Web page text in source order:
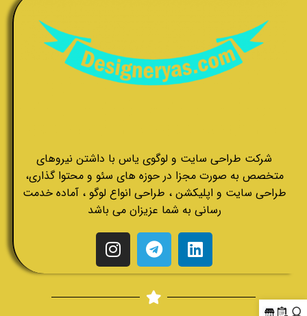
شرکت طراحی سایت و لوگوی یاس با داشتن نیروهای
متخصص به صورت مجزا در حوزه های سئو و محتوا گذاری،
طراحی سایت و اپلیکشن ، طراحی انواع لوگو ، آماده خدمت
رسانی به شما عزیزان می باشد